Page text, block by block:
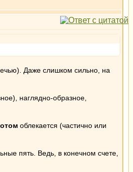
Даже слишком сильно, на
наглядно-образное,
облекается (частично или
пять. Ведь, в конечном счете,